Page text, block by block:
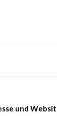
und